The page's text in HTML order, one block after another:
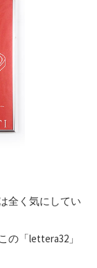
全く気にしてい
「lettera32」